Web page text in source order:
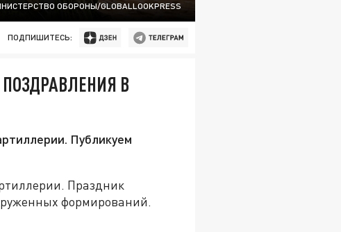
ОБОРОНЫ/GLOBALLOOKPRESS
ПОДПИШИТЕСЬ:
В
Публикуем
Праздник
формирований.